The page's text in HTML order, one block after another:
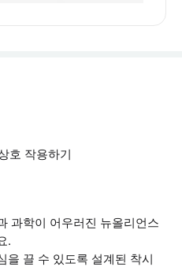
호 작용하기
과학이 어우러진 뉴올리언스
.
을 끌 수 있도록 설계된 착시